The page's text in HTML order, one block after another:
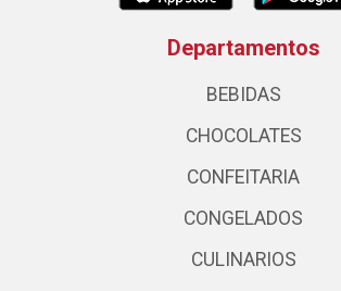
Departamentos
BEBIDAS
CHOCOLATES
CONFEITARIA
CONGELADOS
CULINARIOS